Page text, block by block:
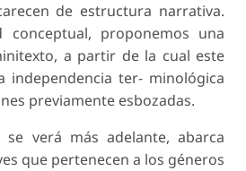
de estructura narrativa.
conceptual, proponemos una
a partir de la cual este
independencia ter- minológica
previamente esbozadas.
verá más adelante, abarca
que pertenecen a los géneros